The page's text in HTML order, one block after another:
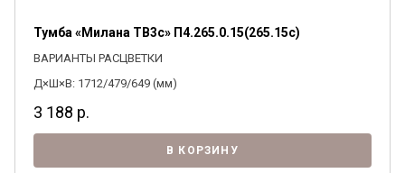
Тумба «Милана ТВ3с» П4.265.0.15(265.15с)
ВАРИАНТЫ РАСЦВЕТКИ
Д×Ш×В: 1712/479/649 (мм)
3 188 р.
В КОРЗИНУ